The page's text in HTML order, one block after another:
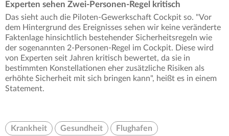
Experten sehen Zwei-Personen-Regel kritisch
Das sieht auch die Piloten-Gewerkschaft Cockpit so. "Vor
dem Hintergrund des Ereignisses sehen wir keine veränderte
Faktenlage hinsichtlich bestehender Sicherheitsregeln wie
der sogenannten 2-Personen-Regel im Cockpit. Diese wird
von Experten seit Jahren kritisch bewertet, da sie in
bestimmten Konstellationen eher zusätzliche Risiken als
erhöhte Sicherheit mit sich bringen kann", heißt es in einem
Statement.
Krankheit Gesundheit Flughafen